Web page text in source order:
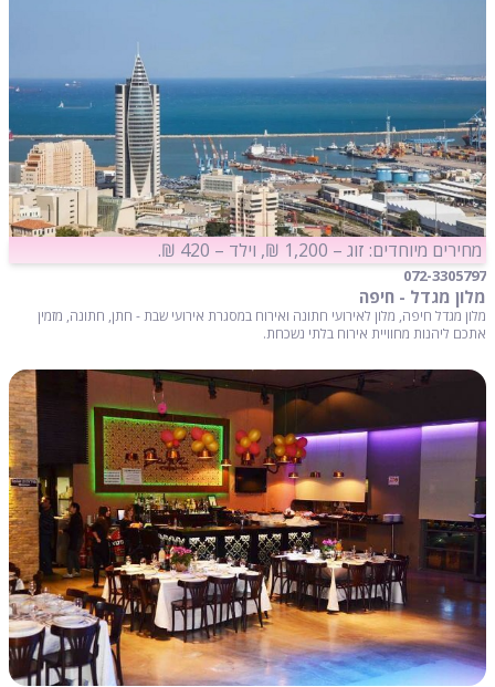
מחירים מיוחדים: זוג – 1,200 ₪, וילד – 420 ₪.
072-3305797
מלון מגדל - חיפה
מלון מגדל חיפה, מלון לאירועי חתונה ואירוח במסגרת אירועי שבת - חתן, חתונה, מזמין
אתכם ליהנות מחוויית אירוח בלתי נשכחת.